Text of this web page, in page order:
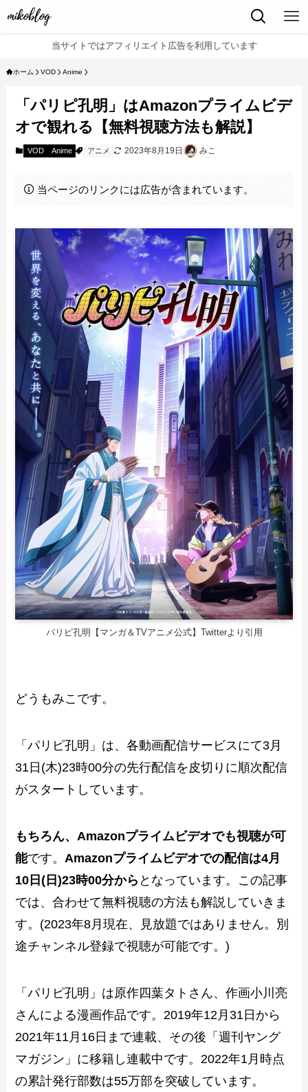
当サイトではアフィリエイト広告を利用しています
ホーム VOD Anime
「パリピ孔明」はAmazonプライムビデ
オで観れる【無料視聴方法も解説】
VOD Anime アニメ 2023年8月19日 みこ
当ページのリンクには広告が含まれています。
パリピ孔明【マンガ＆TVアニメ公式】Twitterより引用
どうもみこです。
「パリピ孔明」は、各動画配信サービスにて3月
31日(木)23時00分の先行配信を皮切りに順次配信
がスタートしています。
もちろん、Amazonプライムビデオでも視聴が可
能です。Amazonプライムビデオでの配信は4月
10日(日)23時00分から となっています。この記事
では、合わせて無料視聴の方法も解説していきま
す。(2023年8月現在、見放題ではありません。別
途チャンネル登録で視聴が可能です。)
「パリピ孔明」は原作四葉タトさん、作画小川亮
さんによる漫画作品です。2019年12月31日から
2021年11月16日まで連載、その後「週刊ヤング
マガジン」に移籍し連載中です。2022年1月時点
の累計発行部数は55万部を突破しています。